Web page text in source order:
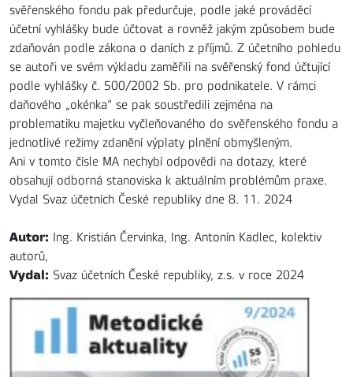
svěřenského fondu pak předurčuje, podle jaké prováděcí
účetní vyhlášky bude účtovat a rovněž jakým způsobem bude
zdaňován podle zákona o daních z příjmů. Z účetního pohledu
se autoři ve svém výkladu zaměřili na svěřenský fond účtující
podle vyhlášky č. 500/2002 Sb. pro podnikatele. V rámci
daňového „okénka“ se pak soustředili zejména na
problematiku majetku vyčleňovaného do svěřenského fondu a
jednotlivé režimy zdanění výplaty plnění obmyšleným.
Ani v tomto čísle MA nechybí odpovědi na dotazy, které
obsahují odborná stanoviska k aktuálním problémům praxe.
Vydal Svaz účetních České republiky dne 8. 11. 2024
Autor: Ing. Kristián Červinka, Ing. Antonín Kadlec, kolektiv
autorů,
Vydal: Svaz účetních České republiky, z.s. v roce 2024